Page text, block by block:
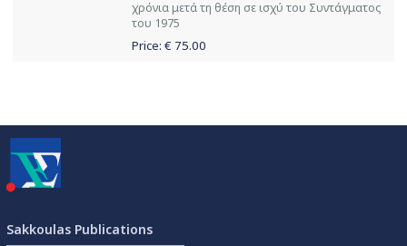
χρόνια μετά τη θέση σε ισχύ του Συντάγματος
του 1975
Price: € 75.00
Sakkoulas Publications